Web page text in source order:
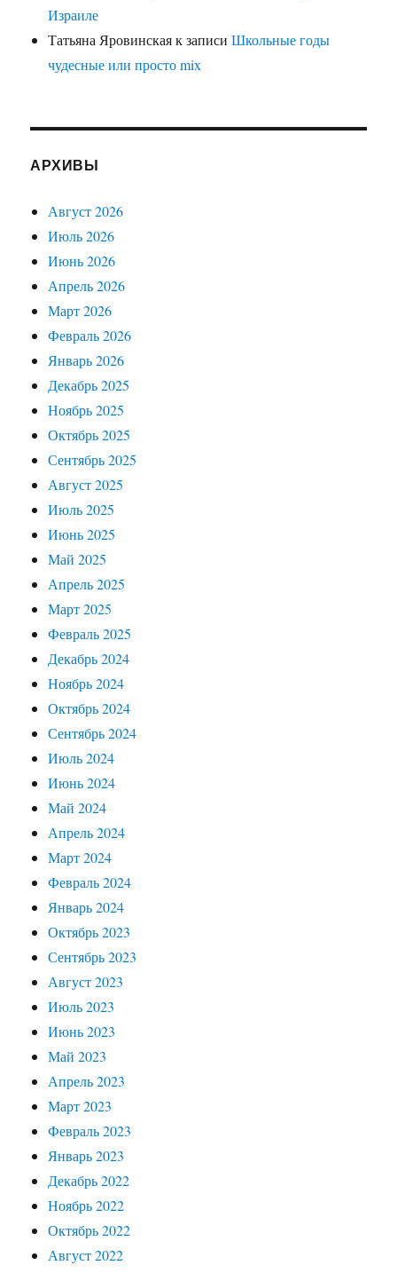
Израиле
Татьяна Яровинскаяк записиШкольные годы
чудесные или просто mix
АРХИВЫ
Август 2026
Июль 2026
Июнь 2026
Апрель 2026
Март 2026
Февраль 2026
Январь 2026
Декабрь 2025
Ноябрь 2025
Октябрь 2025
Сентябрь 2025
Август 2025
Июль 2025
Июнь 2025
Май 2025
Апрель 2025
Март 2025
Февраль 2025
Декабрь 2024
Ноябрь 2024
Октябрь 2024
Сентябрь 2024
Июль 2024
Июнь 2024
Май 2024
Апрель 2024
Март 2024
Февраль 2024
Январь 2024
Октябрь 2023
Сентябрь 2023
Август 2023
Июль 2023
Июнь 2023
Май 2023
Апрель 2023
Март 2023
Февраль 2023
Январь 2023
Декабрь 2022
Ноябрь 2022
Октябрь 2022
Август 2022